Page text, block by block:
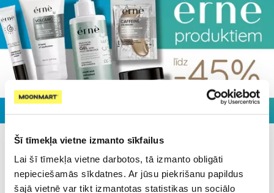
Šī tīmekļa vietne izmanto sīkfailus
Lai šī tīmekļa vietne darbotos, tā izmanto obligāti
nepieciešamās sīkdatnes. Ar jūsu piekrišanu papildus
šajā vietnē var tikt izmantotas statistikas un sociālo
Populārākie kategorijā